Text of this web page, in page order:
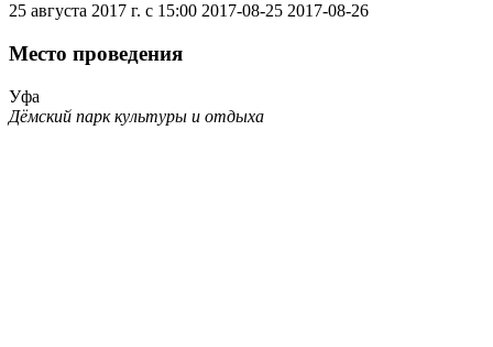
25 августа 2017 г. с 15:00 2017-08-25 2017-08-26
Место проведения
Уфа
Дёмский парк культуры и отдыха